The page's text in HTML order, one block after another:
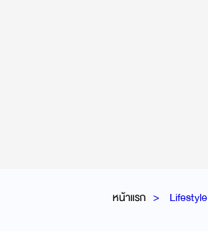
หน้าแรก Lifestyle